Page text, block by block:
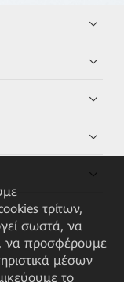
τρίτων,
σωστά, να
να προσφέρουμε
μέσων
το